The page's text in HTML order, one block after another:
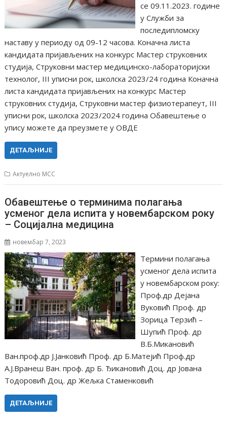
се 09.11.2023. године
у Служби за
последипломску
наставу у периоду од 09-12 часова. Коначна листа
кандидата пријављених на конкурс Мастер струковних
студија, Струковни мастер медицинско-лабораторијски
технолог, III уписни рок, школска 2023/24 година Коначна
листа кандидата пријављених на конкурс Мастер
струковних студија, Струковни мастер физиотерапеут, III
уписни рок, школска 2023/2024 година Oбавештење о
упису можете да преузмете у OВДЕ
ДЕТАЉНИЈЕ
Актуелно МСС
Обавештење о терминима полагања
усменог дела испита у новембарском року
– Социјална медицина
новембар 7, 2023
Tермини полагања
усменог дела испита
у новембарском року:
Проф.др Дејана
Вуковић Проф. др
Зорица Терзић –
Шупић Проф. др
В.Б.Микановић
Ван.проф.др Ј.Јанковић Проф. др Б.Матејић Проф.др
А.Ј.Вранеш Ван. проф. др Б. Ђикановић Доц. др Јована
Тодоровић Доц. др Жељка Стаменковић
ДЕТАЉНИЈЕ